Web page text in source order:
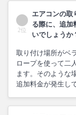
2位
エアコンの取
る際に、追加
いでしょうか
取り付け場所がベ
ロープを使って二
ます。そのような
追加料金が発生し